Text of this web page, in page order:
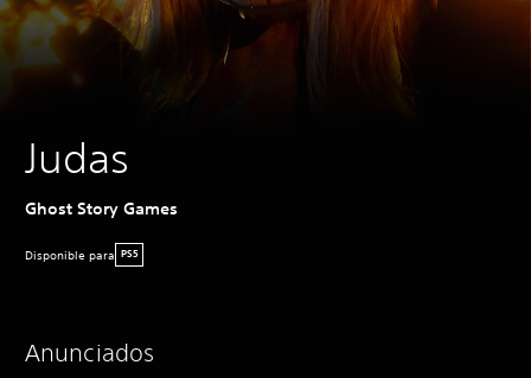
Judas
Ghost Story Games
Disponible para PS5
Anunciados